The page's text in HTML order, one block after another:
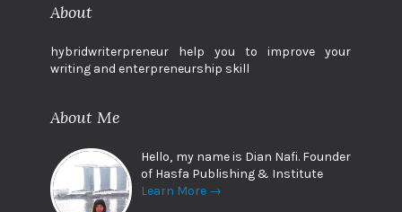
About
hybridwriterpreneur help you to improve your
writing and enterpreneurship skill
About Me
Hello, my name is Dian Nafi. Founder
of Hasfa Publishing & Institute
Learn More →